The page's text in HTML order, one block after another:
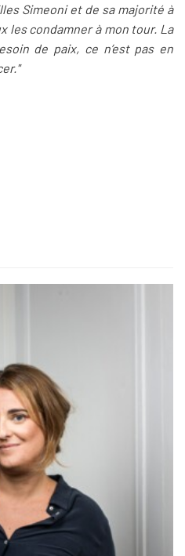
Simeoni et de sa majorité à
les condamner à mon tour. La
de paix, ce n’est pas en